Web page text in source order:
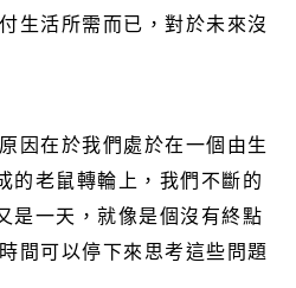
生活所需而已，對於未來沒
因在於我們處於在一個由生
的老鼠轉輪上，我們不斷的
是一天，就像是個沒有終點
間可以停下來思考這些問題